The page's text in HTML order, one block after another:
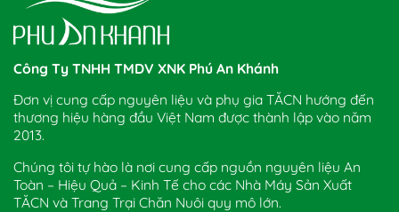
Công Ty TNHH TMDV XNK Phú An Khánh
Đơn vị cung cấp nguyên liệu và phụ gia TĂCN hướng đến
thương hiệu hàng đầu Việt Nam được thành lập vào năm
2013.
Chúng tôi tự hào là nơi cung cấp nguồn nguyên liệu An
Toàn – Hiệu Quả – Kinh Tế cho các Nhà Máy Sản Xuất
TĂCN và Trang Trại Chăn Nuôi quy mô lớn.